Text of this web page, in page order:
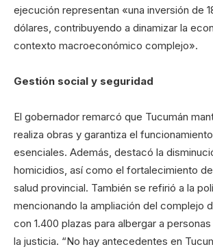
ejecución representan «una inversión de
dólares, contribuyendo a dinamizar la
contexto macroeconómico complejo».
Gestión social y seguridad
El gobernador remarcó que Tucumán
realiza obras y garantiza el
esenciales. Además, destacó la
homicidios, así como el fortalecimiento
salud provincial. También se refirió a la
mencionando la ampliación del complejo
con 1.400 plazas para albergar a
la justicia. “No hay antecedentes en